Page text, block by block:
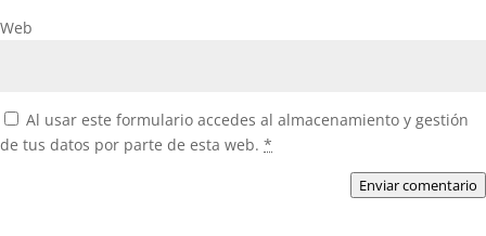
Web
Al usar este formulario accedes al almacenamiento y gestión
de tus datos por parte de esta web. *
Enviar comentario